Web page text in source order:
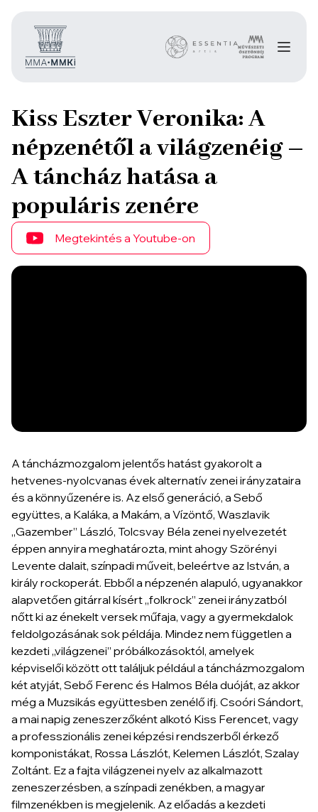
Kiss Eszter Veronika: A
népzenétől a világzenéig –
A táncház hatása a
populáris zenére
Megtekintés a Youtube-on
A táncházmozgalom jelentős hatást gyakorolt a
hetvenes-nyolcvanas évek alternatív zenei irányzataira
és a könnyűzenére is. Az első generáció, a Sebő
együttes, a Kaláka, a Makám, a Vízöntő, Waszlavik
„Gazember” László, Tolcsvay Béla zenei nyelvezetét
éppen annyira meghatározta, mint ahogy Szörényi
Levente dalait, színpadi műveit, beleértve az István, a
király rockoperát. Ebből a népzenén alapuló, ugyanakkor
alapvetően gitárral kísért „folkrock” zenei irányzatból
nőtt ki az énekelt versek műfaja, vagy a gyermekdalok
feldolgozásának sok példája. Mindez nem független a
kezdeti „világzenei” próbálkozásoktól, amelyek
képviselői között ott találjuk például a táncházmozgalom
két atyját, Sebő Ferenc és Halmos Béla duóját, az akkor
még a Muzsikás együttesben zenélő ifj. Csoóri Sándort,
a mai napig zeneszerzőként alkotó Kiss Ferencet, vagy
a professzionális zenei képzési rendszerből érkező
komponistákat, Rossa Lászlót, Kelemen Lászlót, Szalay
Zoltánt. Ez a fajta világzenei nyelv az alkalmazott
zeneszerzésben, a színpadi zenékben, a magyar
filmzenékben is megjelenik. Az előadás a kezdeti